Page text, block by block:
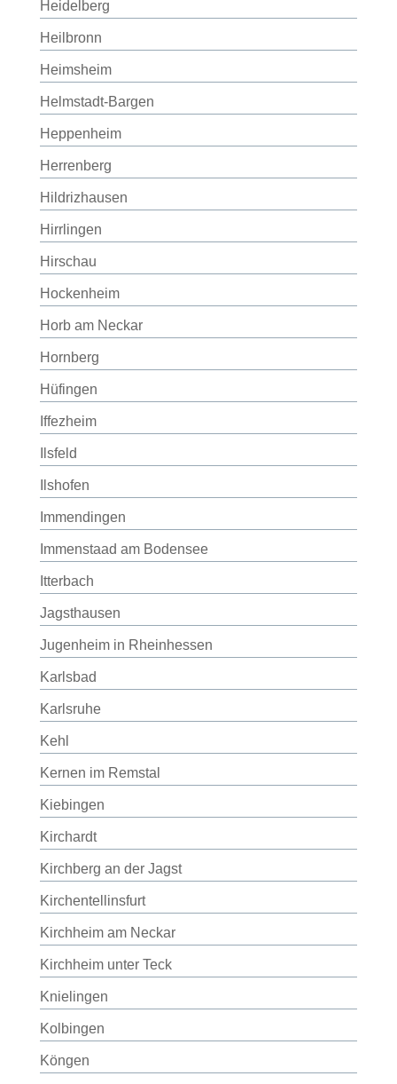
Heidelberg
Heilbronn
Heimsheim
Helmstadt-Bargen
Heppenheim
Herrenberg
Hildrizhausen
Hirrlingen
Hirschau
Hockenheim
Horb am Neckar
Hornberg
Hüfingen
Iffezheim
Ilsfeld
Ilshofen
Immendingen
Immenstaad am Bodensee
Itterbach
Jagsthausen
Jugenheim in Rheinhessen
Karlsbad
Karlsruhe
Kehl
Kernen im Remstal
Kiebingen
Kirchardt
Kirchberg an der Jagst
Kirchentellinsfurt
Kirchheim am Neckar
Kirchheim unter Teck
Knielingen
Kolbingen
Köngen